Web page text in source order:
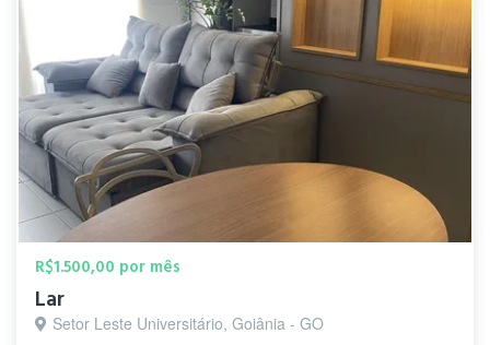
R$1.500,00 por mês
Lar
Setor Leste Universitário, Goiânia - GO